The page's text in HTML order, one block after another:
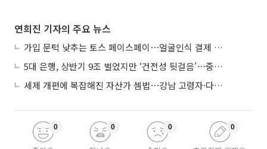
연희진 기자의 주요 뉴스
가입 문턱 낮추는 토스 페이스페이⋯얼굴인식 결제 확산 속도낸다
5대 은행, 상반기 9조 벌었지만 ‘건전성 뒷걸음’⋯중기대출 문턱 높아지나
세제 개편에 복잡해진 자산가 셈법⋯강남 고령자·다주택자 ‘자산재편 고심’
0 0 0 0